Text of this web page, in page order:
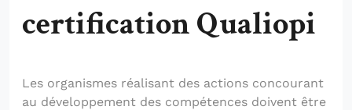
certification Qualiopi
Les organismes réalisant des actions concourant
au développement des compétences doivent être